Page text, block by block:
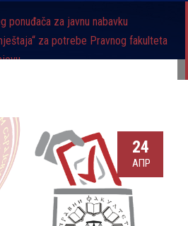
ponuđača za javnu nabavku
za potrebe Pravnog fakulteta
24
АПР